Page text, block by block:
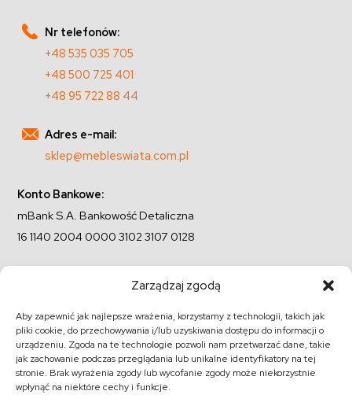
Zarządzaj zgodą
Aby zapewnić jak najlepsze wrażenia, korzystamy z technologii, takich jak
pliki cookie, do przechowywania i/lub uzyskiwania dostępu do informacji o
urządzeniu. Zgoda na te technologie pozwoli nam przetwarzać dane, takie
jak zachowanie podczas przeglądania lub unikalne identyfikatory na tej
stronie. Brak wyrażenia zgody lub wycofanie zgody może niekorzystnie
wpłynąć na niektóre cechy i funkcje.
Nr telefonów:
+48 535 035 705
+48 500 725 401
+48 95 722 88 44
Adres e-mail:
sklep@mebleswiata.com.pl
Konto Bankowe:
mBank S.A. Bankowość Detaliczna
16 1140 2004 0000 3102 3107 0128
Regulamin sklepu Instrukcja użytkowania i konserwacji
Program lojalnościowy Formy płatności i sposoby dostawy
Odbiór przesyłki Zakupy na raty Polityka prywatności
Polityka Cookies Blog Logowanie / Rejestacja